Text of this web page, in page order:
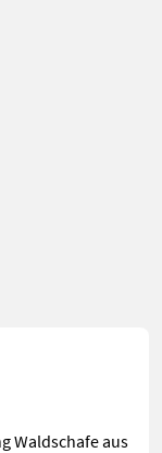
Waldschafe aus